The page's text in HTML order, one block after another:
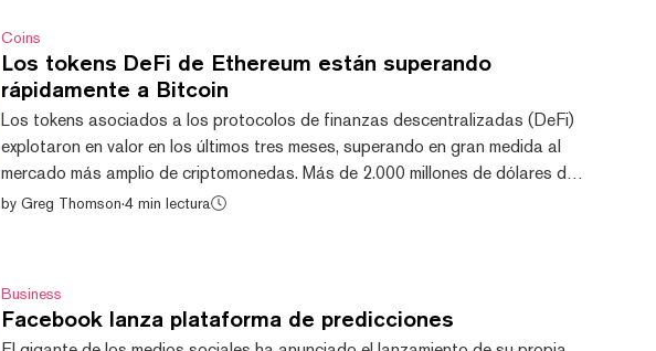
Coins
Los tokens DeFi de Ethereum están superando
rápidamente a Bitcoin
Los tokens asociados a los protocolos de finanzas descentralizadas (DeFi)
explotaron en valor en los últimos tres meses, superando en gran medida al
mercado más amplio de criptomonedas. Más de 2.000 millones de dólares de
Ethereum y Bitcoin ya han encontrado su camino en los protocolos DeFi. De
by Greg Thomson·4 min lectura
Business
Facebook lanza plataforma de predicciones